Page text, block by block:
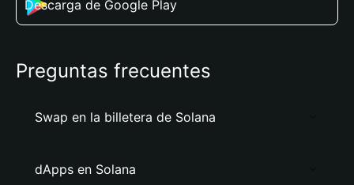
Descarga de Google Play
Preguntas frecuentes
Swap en la billetera de Solana
dApps en Solana